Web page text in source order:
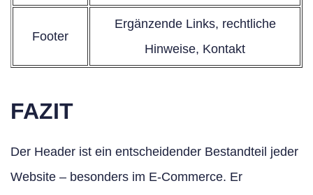
Footer
Ergänzende Links, rechtliche
Hinweise, Kontakt
FAZIT
Der Header ist ein entscheidender Bestandteil jeder
Website – besonders im E-Commerce. Er